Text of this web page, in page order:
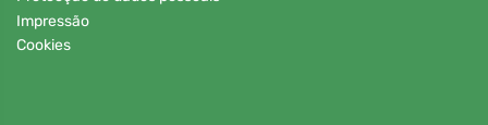
Impressão
Cookies